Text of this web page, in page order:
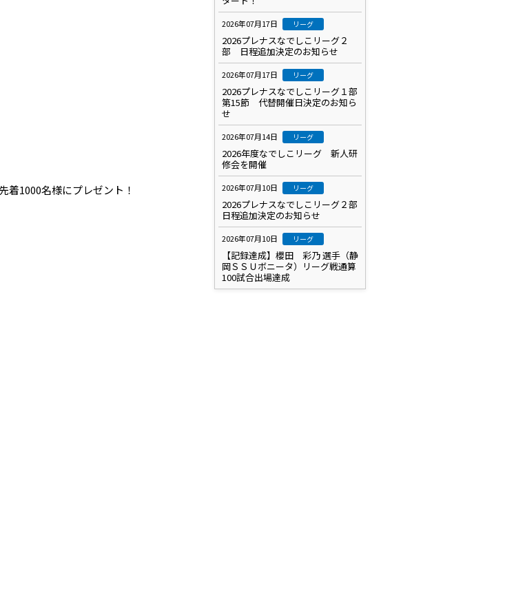
1000名様にプレゼント！
2026年07月17日 リーグ
2026プレナスなでしこリーグ２
部 日程追加決定のお知らせ
2026年07月17日 リーグ
2026プレナスなでしこリーグ１部
第15節 代替開催日決定のお知ら
せ
2026年07月14日 リーグ
2026年度なでしこリーグ 新人研
修会を開催
2026年07月10日 リーグ
2026プレナスなでしこリーグ２部
日程追加決定のお知らせ
2026年07月10日 リーグ
【記録達成】櫻田 彩乃 選手（静
岡ＳＳＵボニータ）リーグ戦通算
100試合出場達成